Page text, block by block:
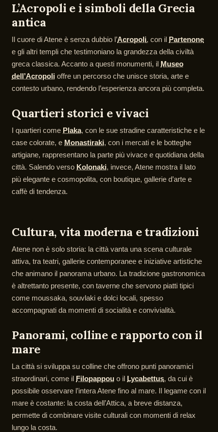
L’Acropoli e i simboli della Grecia
antica
Il cuore di Atene è senza dubbio l’Acropoli, con il Partenone
e gli altri templi che testimoniano la grandezza della civiltà
greca classica. Accanto a questi monumenti, il Museo
dell’Acropoli offre un percorso che unisce storia, arte e
contesto urbano, rendendo l’esperienza ancora più completa.
Quartieri storici e vivaci
I quartieri come Plaka, con le sue stradine caratteristiche e le
case colorate, e Monastiraki, con i mercati e le botteghe
artigiane, rappresentano la parte più vivace e quotidiana della
città. Salendo verso Kolonaki, invece, Atene mostra il lato
più elegante e cosmopolita, con boutique, gallerie d’arte e
caffè di tendenza.
Cultura, vita moderna e tradizioni
Atene non è solo storia: la città vanta una scena culturale
attiva, tra teatri, gallerie contemporanee e iniziative artistiche
che animano il panorama urbano. La tradizione gastronomica
è altrettanto presente, con taverne che servono piatti tipici
come moussaka, souvlaki e dolci locali, spesso
accompagnati da momenti di socialità e convivialità.
Panorami, colline e rapporto con il
mare
La città si sviluppa su colline che offrono punti panoramici
straordinari, come il Filopappou o il Lycabettus, da cui è
possibile osservare l’intera Atene fino al mare. Il legame con il
mare è costante: la costa dell’Attica, a breve distanza,
permette di combinare visite culturali con momenti di relax
lungo la costa.